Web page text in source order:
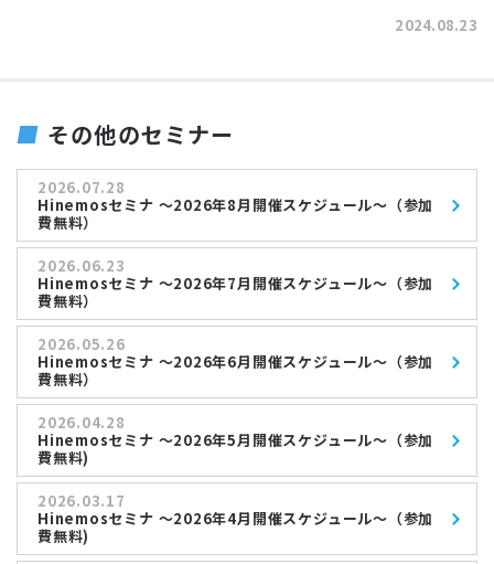
2024.08.23
その他のセミナー
2026.07.28
Hinemosセミナ ～2026年8月開催スケジュール～（参加
費無料）
2026.06.23
Hinemosセミナ ～2026年7月開催スケジュール～（参加
費無料）
2026.05.26
Hinemosセミナ ～2026年6月開催スケジュール～（参加
費無料）
2026.04.28
Hinemosセミナ ～2026年5月開催スケジュール～（参加
費無料)
2026.03.17
Hinemosセミナ ～2026年4月開催スケジュール～（参加
費無料)